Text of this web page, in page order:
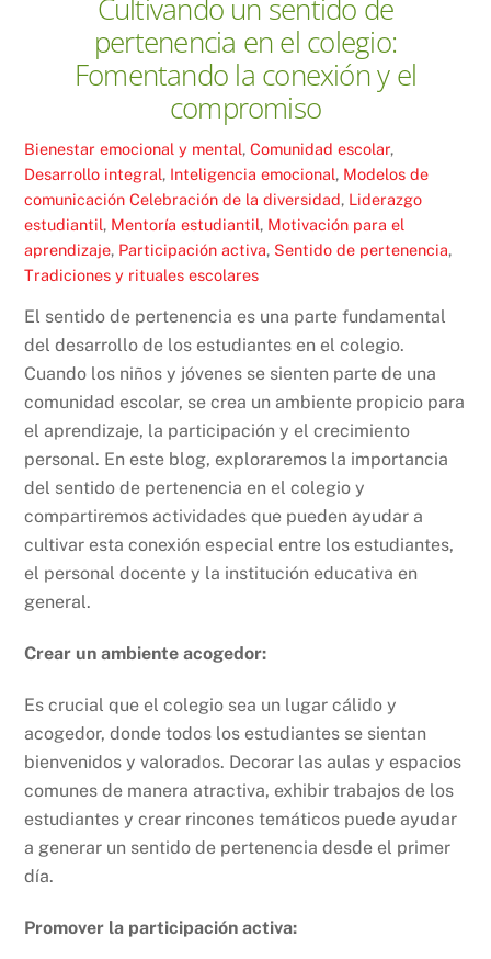
Cultivando un sentido de
pertenencia en el colegio:
Fomentando la conexión y el
compromiso
Bienestar emocional y mental,Comunidad escolar,
Desarrollo integral, Inteligencia emocional, Modelos de
comunicación Celebración de la diversidad, Liderazgo
estudiantil, Mentoría estudiantil, Motivación para el
aprendizaje, Participación activa, Sentido de pertenencia,
Tradiciones y rituales escolares
El sentido de pertenencia es una parte fundamental
del desarrollo de los estudiantes en el colegio.
Cuando los niños y jóvenes se sienten parte de una
comunidad escolar, se crea un ambiente propicio para
el aprendizaje, la participación y el crecimiento
personal. En este blog, exploraremos la importancia
del sentido de pertenencia en el colegio y
compartiremos actividades que pueden ayudar a
cultivar esta conexión especial entre los estudiantes,
el personal docente y la institución educativa en
general.
Crear un ambiente acogedor:
Es crucial que el colegio sea un lugar cálido y
acogedor, donde todos los estudiantes se sientan
bienvenidos y valorados. Decorar las aulas y espacios
comunes de manera atractiva, exhibir trabajos de los
estudiantes y crear rincones temáticos puede ayudar
a generar un sentido de pertenencia desde el primer
día.
Promover la participación activa: